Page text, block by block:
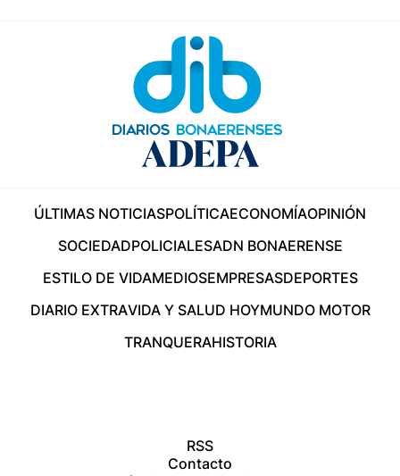
ÚLTIMAS NOTICIASPOLÍTICAECONOMÍAOPINIÓN
SOCIEDADPOLICIALESADN BONAERENSE
ESTILO DE VIDAMEDIOSEMPRESASDEPORTES
DIARIO EXTRAVIDA Y SALUD HOYMUNDO MOTOR
TRANQUERAHISTORIA
RSS
Contacto